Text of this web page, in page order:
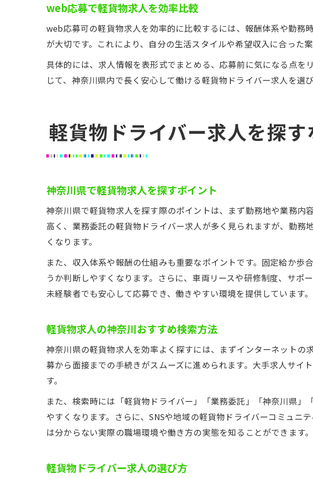
web応募で軽貨物求人を効率比較
web応募可の軽貨物求人を効率的に比較するには、報酬体系や勤務
が大切です。これにより、自分の生活スタイルや希望収入に合った
具体的には、求人情報を表形式でまとめる、応募前に気になる点
じて、神奈川県内で長く安心して働ける軽貨物ドライバー求人を選び
軽貨物ドライバー求人を探
神奈川県で軽貨物求人を探すポイント
神奈川県で軽貨物求人を探す際のポイントは、まず勤務地や業務
高く、業務委託の軽貨物ドライバー求人が多く見られますが、勤
くなります。
また、収入体系や報酬の仕組みも重要なポイントです。固定給か
うか判断しやすくなります。さらに、車両リースや研修制度、サ
未経験者でも安心して応募でき、働きやすい環境を提供しています。
軽貨物求人の神奈川おすすめ検索方法
神奈川県の軽貨物求人を効率よく探すには、まずインターネット
募から面接までの手続きがスムーズに進められます。大手求人サイ
す。
また、検索時には「軽貨物ドライバー」「業務委託」「神奈川県
やすくなります。さらに、SNSや地域の軽貨物ドライバーコミュニ
は分からない実際の職場環境や働き方の実態を知ることができます。
軽貨物ドライバー求人の選び方